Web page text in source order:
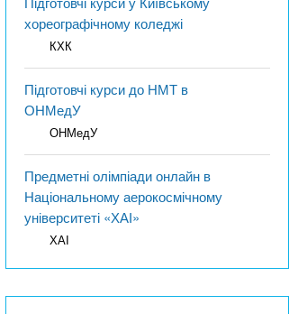
хореографічному коледжі
КХК
Підготовчі курси до НМТ в
ОНМедУ
ОНМедУ
Предметні олімпіади онлайн в
Національному аерокосмічному
університеті «ХАІ»
ХАІ